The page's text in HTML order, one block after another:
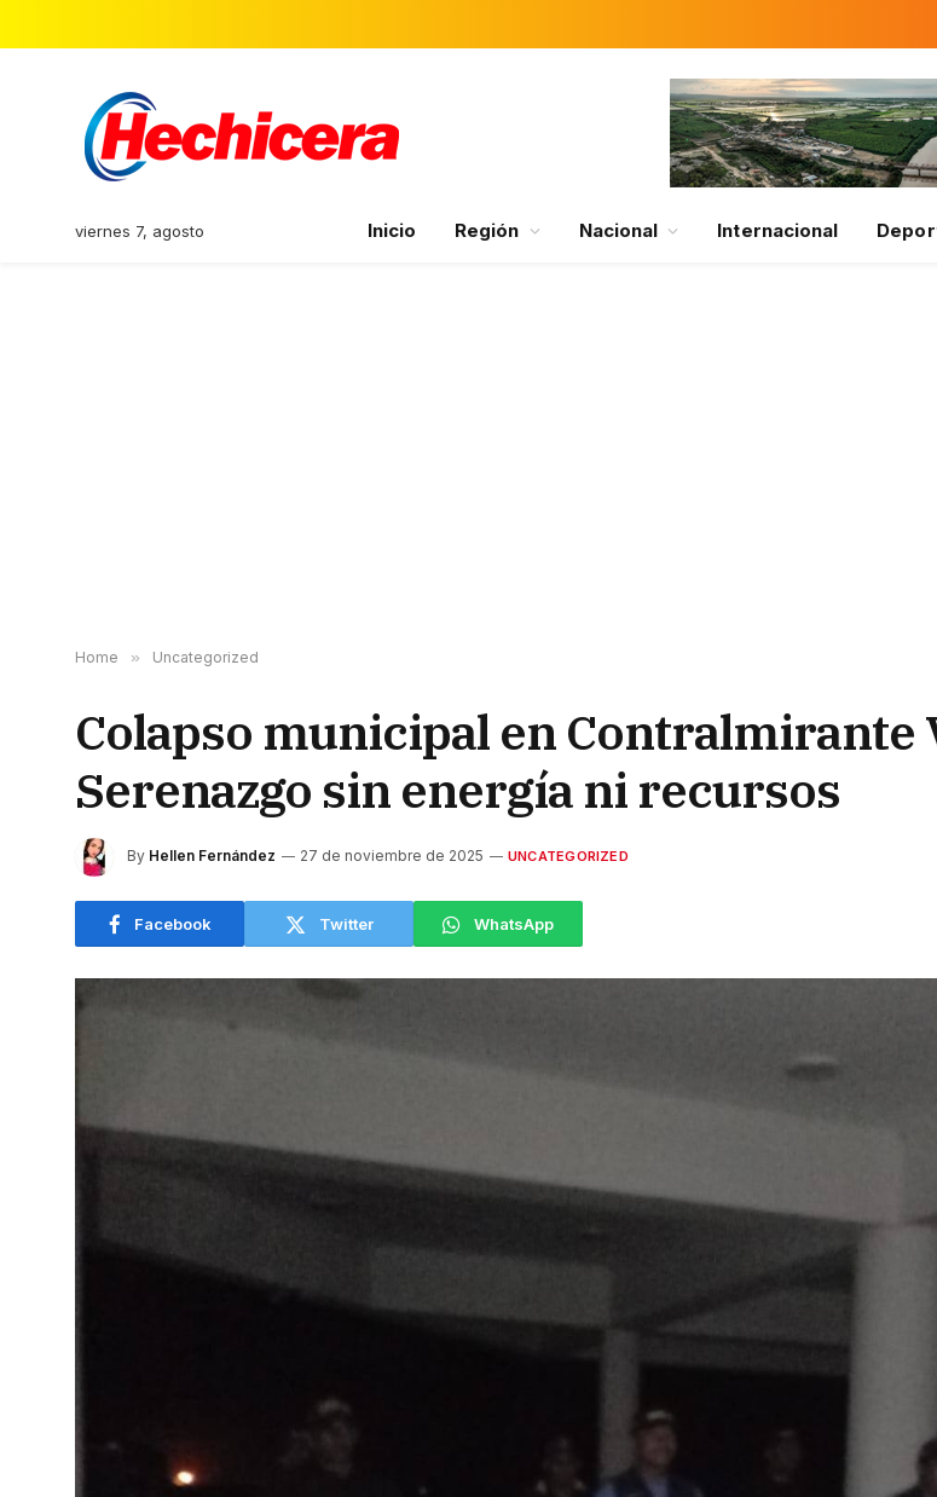
viernes 7, agosto Inicio Región Nacional Internacional
Home » Uncategorized
Colapso municipal en Contralmirante
Serenazgo sin energía ni recursos
By Hellen Fernández 27 de noviembre de 2025 UNCATEGORIZED
Facebook Twitter WhatsApp